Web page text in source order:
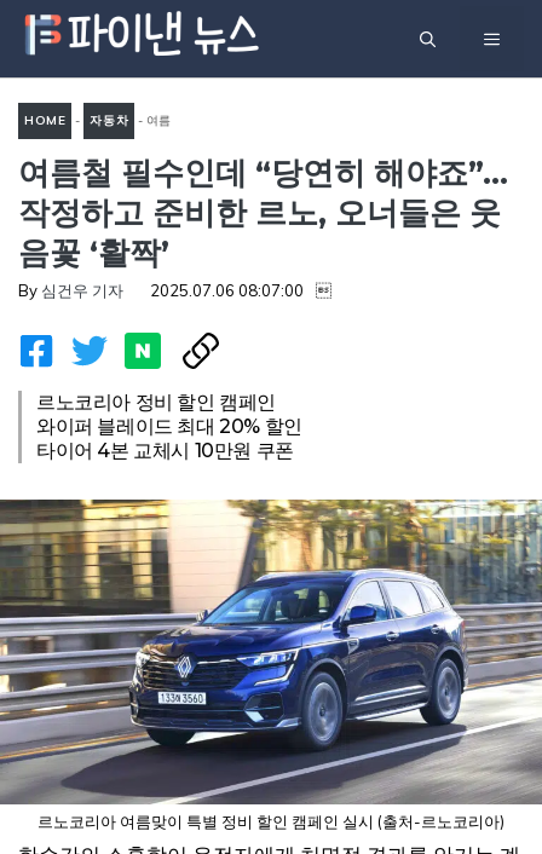
츠
메
HOME - 자동차 - 여름
철 필수인데 “당연히 해야
죠”…작정하고 준비한 르노, 오
너들은 웃음꽃 ‘활짝’
여름철 필수인데 “당연히 해야죠”…
작정하고 준비한 르노, 오너들은 웃
음꽃 ‘활짝’
By 심건우 기자 2025.07.06 08:07:00 
르노코리아 정비 할인 캠페인
와이퍼 블레이드 최대 20% 할인
타이어 4본 교체시 10만원 쿠폰
르노코리아 여름맞이 특별 정비 할인 캠페인 실시 (출처-르노코리아)